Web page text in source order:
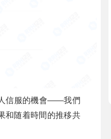
信服的機會——我們
和随着時間的推移共